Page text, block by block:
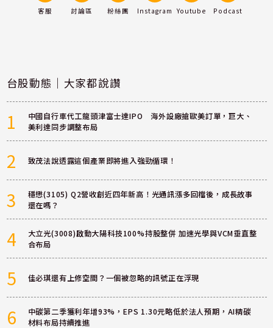
客服 討論區 粉絲團 Instagram Youtube Podcast
台股動態｜大家都說讚
1
中國自行車代工龍頭津富士達IPO 海外設廠搶歐美訂單，巨大、
美利達同步調整布局
2 致茂法說透露這個產業即將進入強勁循環！
3
穩懋(3105) Q2營收創近四年新高！光通訊漲多回檔後，成長故事
還在嗎？
4
大立光(3008)啟動大陽科技100%持股整併 加速光學與VCM垂直整
合布局
5 佳必琪還有上修空間？一個被忽略的訊號正在浮現
6
中碳第二季獲利年增93%，EPS 1.30元略低於法人預期，AI精碳
材料布局持續推進